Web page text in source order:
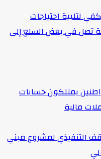
لتلبية احتياجات
تصل في بعض السلع إلى
من المواطنين يمتلكون حسابات
مالية